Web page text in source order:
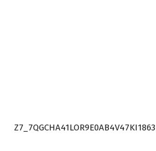
Z7_7QGCHA41LOR9E0AB4V47KI1863